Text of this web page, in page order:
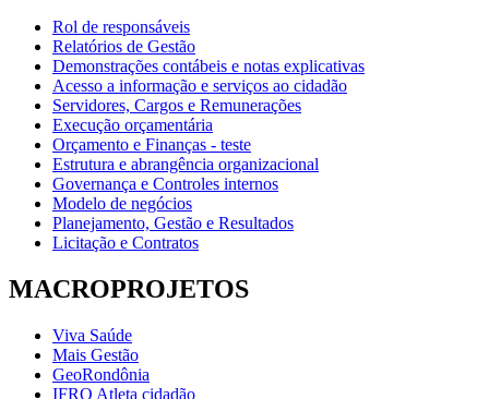
Rol de responsáveis
Relatórios de Gestão
Demonstrações contábeis e notas explicativas
Acesso a informação e serviços ao cidadão
Servidores, Cargos e Remunerações
Execução orçamentária
Orçamento e Finanças - teste
Estrutura e abrangência organizacional
Governança e Controles internos
Modelo de negócios
Planejamento, Gestão e Resultados
Licitação e Contratos
MACROPROJETOS
Viva Saúde
Mais Gestão
GeoRondônia
IFRO Atleta cidadão